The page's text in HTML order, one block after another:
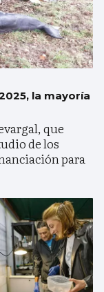
la mayoría
que
de los
para